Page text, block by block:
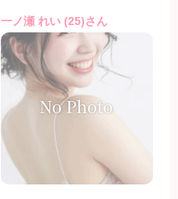
一ノ瀬 れい (25)さん